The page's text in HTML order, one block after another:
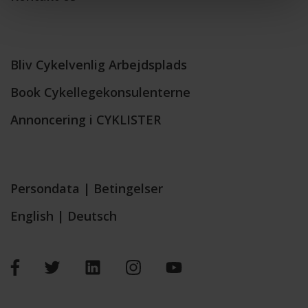
Bliv Cykelvenlig Arbejdsplads
Book Cykellegekonsulenterne
Annoncering i CYKLISTER
Persondata | Betingelser
English | Deutsch